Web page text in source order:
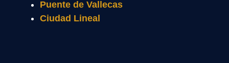
Puente de Vallecas
Ciudad Lineal